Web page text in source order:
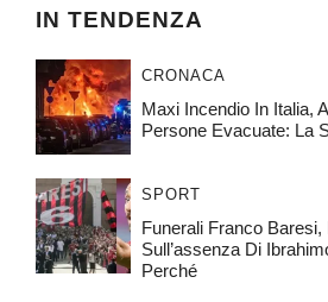
IN TENDENZA
CRONACA
Maxi Incendio In Italia,
Persone Evacuate: La
SPORT
Funerali Franco Baresi,
Sull’assenza Di
Perché